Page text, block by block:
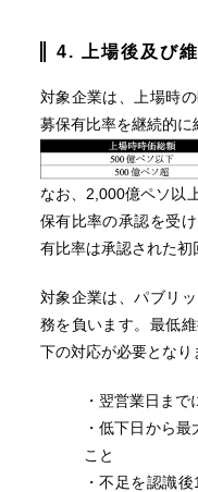
4. 上場後及び
対象企業は、上場時
募保有比率を継続的に
なお、2,000億ペソ以
保有比率の承認を受
有比率は承認された初
対象企業は、パブリ
務を負います。最低
下の対応が必要となり
・翌営業日ま
・低下日から
こと
・不足を認識